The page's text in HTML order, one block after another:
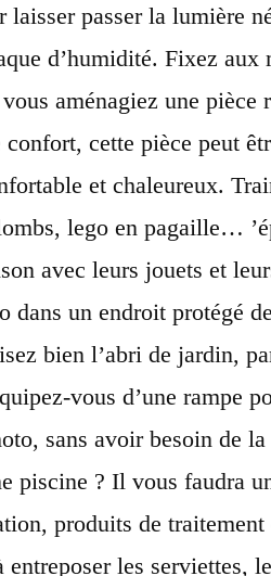
laisser passer la lumière
d’humidité. Fixez aux
aménagiez une pièce
cette pièce peut
et chaleureux.
lego en pagaille…
avec leurs jouets et
dans un endroit protégé
bien l’abri de jardin,
vous d’une rampe
sans avoir besoin de
piscine ? Il vous faudra
produits de traitement
entreposer les serviettes,